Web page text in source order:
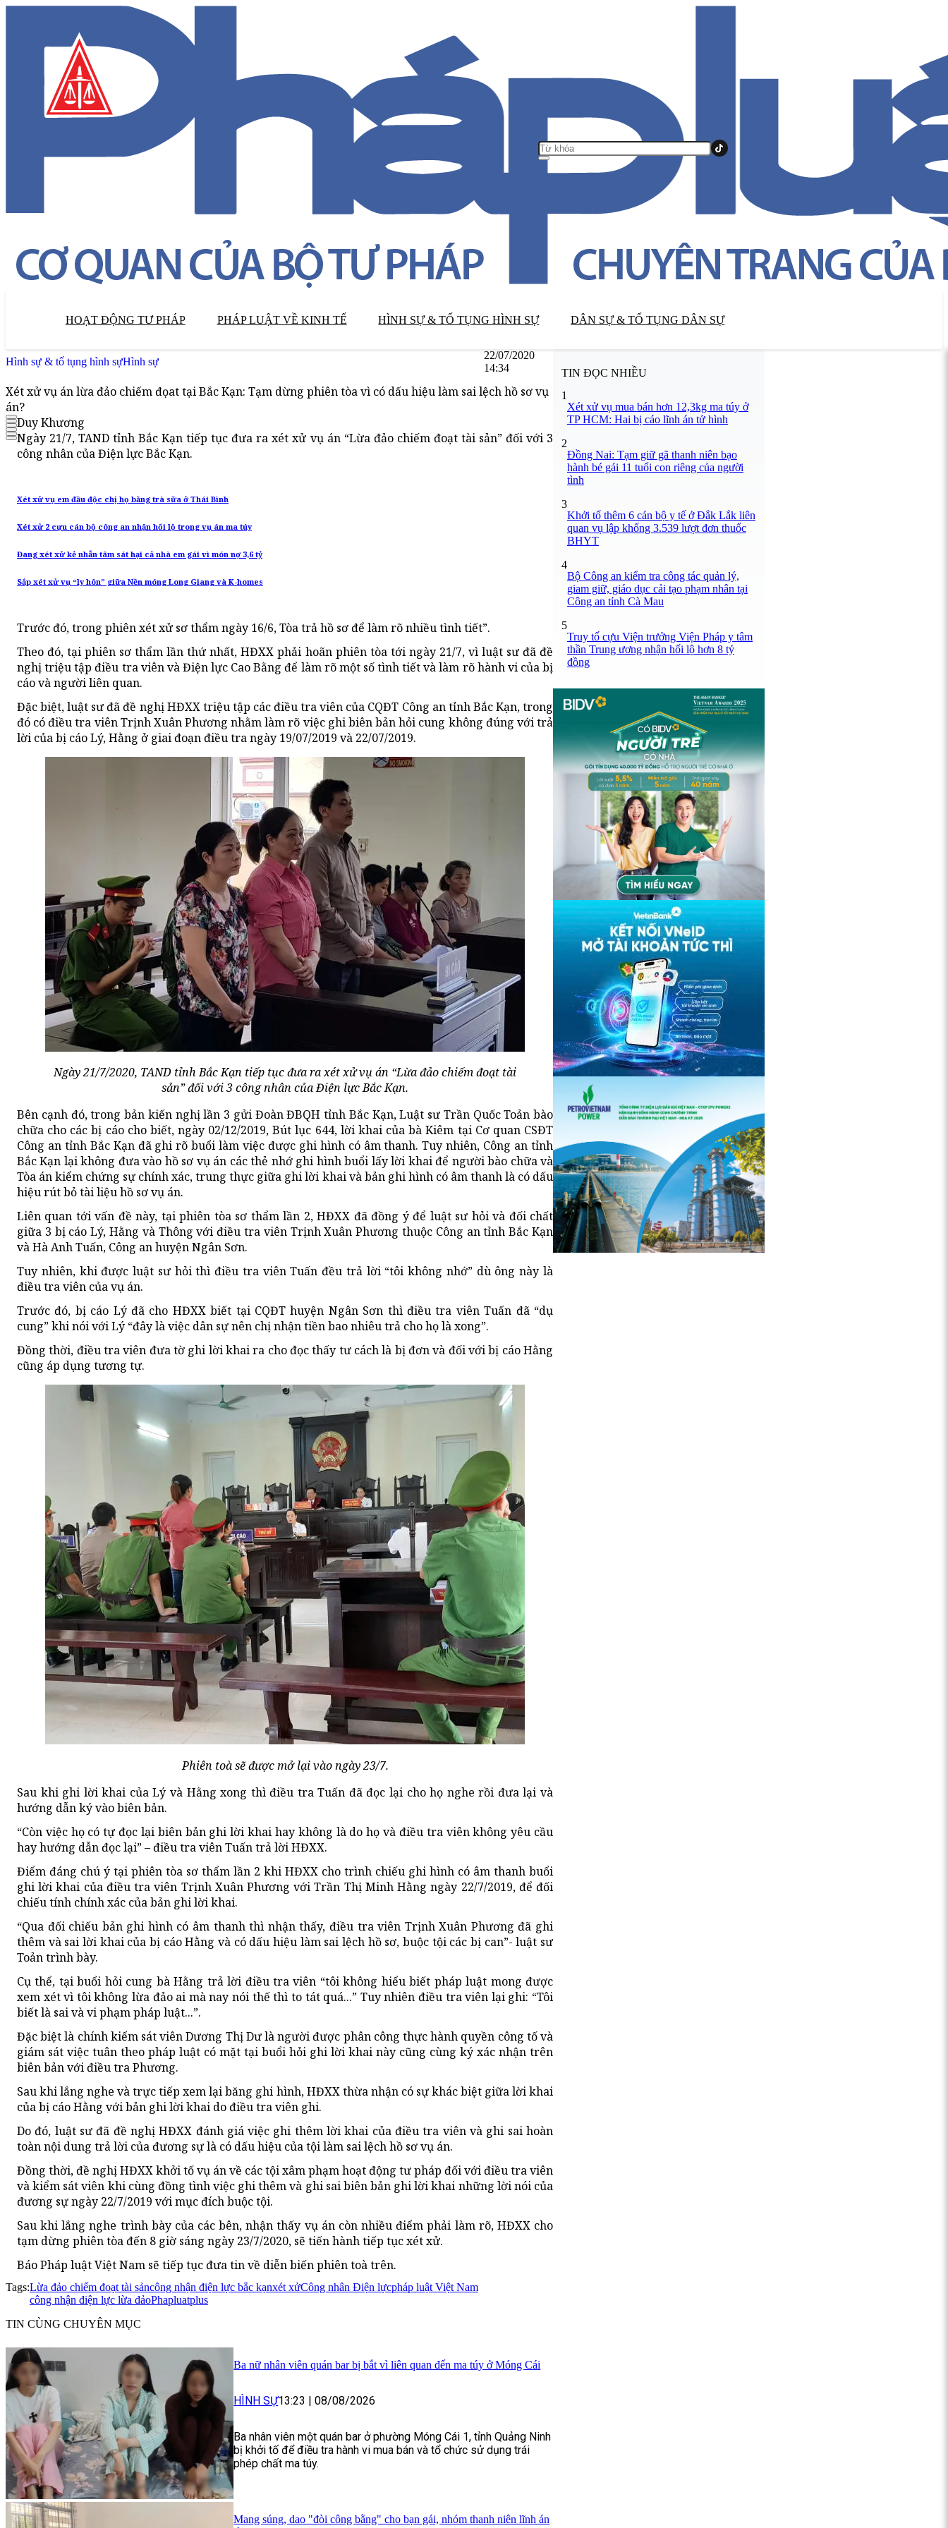
HOẠT ĐỘNG TƯ PHÁP PHÁP LUẬT VỀ KINH TẾ HÌNH SỰ & TỐ TỤNG HÌNH SỰ DÂN SỰ & TỐ TỤNG DÂN SỰ
Hình sự & tố tụng hình sựHình sự
22/07/2020
14:34
Xét xử vụ án lừa đảo chiếm đọat tại Bắc Kạn: Tạm dừng phiên tòa vì có dấu hiệu làm sai lệch hồ sơ vụ
án?
Duy Khương
Ngày 21/7, TAND tỉnh Bắc Kạn tiếp tục đưa ra xét xử vụ án “Lừa đảo chiếm đoạt tài sản” đối với 3
công nhân của Điện lực Bắc Kạn.
Xét xử vụ em đầu độc chị họ bằng trà sữa ở Thái Bình
Xét xử 2 cựu cán bộ công an nhận hối lộ trong vụ án ma túy
Đang xét xử kẻ nhẫn tâm sát hại cả nhà em gái vì món nợ 3,6 tỷ
Sắp xét xử vụ “ly hôn” giữa Nền móng Long Giang và K-homes
Trước đó, trong phiên xét xử sơ thẩm ngày 16/6, Tòa trả hồ sơ để làm rõ nhiều tình tiết”.
Theo đó, tại phiên sơ thẩm lần thứ nhất, HĐXX phải hoãn phiên tòa tới ngày 21/7, vì luật sư đã đề
nghị triệu tập điều tra viên và Điện lực Cao Bằng để làm rõ một số tình tiết và làm rõ hành vi của bị
cáo và người liên quan.
Đặc biệt, luật sư đã đề nghị HĐXX triệu tập các điều tra viên của CQĐT Công an tỉnh Bắc Kạn, trong
đó có điều tra viên Trịnh Xuân Phương nhằm làm rõ việc ghi biên bản hỏi cung không đúng với trả
lời của bị cáo Lý, Hằng ở giai đoạn điều tra ngày 19/07/2019 và 22/07/2019.
Ngày 21/7/2020, TAND tỉnh Bắc Kạn tiếp tục đưa ra xét xử vụ án “Lừa đảo chiếm đoạt tài
sản” đối với 3 công nhân của Điện lực Bắc Kạn.
Bên cạnh đó, trong bản kiến nghị lần 3 gửi Đoàn ĐBQH tỉnh Bắc Kạn, Luật sư Trần Quốc Toản bào
chữa cho các bị cáo cho biết, ngày 02/12/2019, Bút lục 644, lời khai của bà Kiêm tại Cơ quan CSĐT
Công an tỉnh Bắc Kạn đã ghi rõ buổi làm việc được ghi hình có âm thanh. Tuy nhiên, Công an tỉnh
Bắc Kạn lại không đưa vào hồ sơ vụ án các thẻ nhớ ghi hình buổi lấy lời khai để người bào chữa và
Tòa án kiểm chứng sự chính xác, trung thực giữa ghi lời khai và bản ghi hình có âm thanh là có dấu
hiệu rút bỏ tài liệu hồ sơ vụ án.
Liên quan tới vấn đề này, tại phiên tòa sơ thẩm lần 2, HĐXX đã đồng ý để luật sư hỏi và đối chất
giữa 3 bị cáo Lý, Hằng và Thông với điều tra viên Trịnh Xuân Phương thuộc Công an tỉnh Bắc Kạn
và Hà Anh Tuấn, Công an huyện Ngân Sơn.
Tuy nhiên, khi được luật sư hỏi thì điều tra viên Tuấn đều trả lời “tôi không nhớ” dù ông này là
điều tra viên của vụ án.
Trước đó, bị cáo Lý đã cho HĐXX biết tại CQĐT huyện Ngân Sơn thì điều tra viên Tuấn đã “dụ
cung” khi nói với Lý “đây là việc dân sự nên chị nhận tiền bao nhiêu trả cho họ là xong”.
Đồng thời, điều tra viên đưa tờ ghi lời khai ra cho đọc thấy tư cách là bị đơn và đối với bị cáo Hằng
cũng áp dụng tương tự.
Phiên toà sẽ được mở lại vào ngày 23/7.
Sau khi ghi lời khai của Lý và Hằng xong thì điều tra Tuấn đã đọc lại cho họ nghe rồi đưa lại và
hướng dẫn ký vào biên bản.
“Còn việc họ có tự đọc lại biên bản ghi lời khai hay không là do họ và điều tra viên không yêu cầu
hay hướng dẫn đọc lại” – điều tra viên Tuấn trả lời HĐXX.
Điểm đáng chú ý tại phiên tòa sơ thẩm lần 2 khi HĐXX cho trình chiếu ghi hình có âm thanh buổi
ghi lời khai của điều tra viên Trịnh Xuân Phương với Trần Thị Minh Hằng ngày 22/7/2019, để đối
chiếu tính chính xác của bản ghi lời khai.
“Qua đối chiếu bản ghi hình có âm thanh thì nhận thấy, điều tra viên Trịnh Xuân Phương đã ghi
thêm và sai lời khai của bị cáo Hằng và có dấu hiệu làm sai lệch hồ sơ, buộc tội các bị can”- luật sư
Toản trình bày.
Cụ thể, tại buổi hỏi cung bà Hằng trả lời điều tra viên “tôi không hiểu biết pháp luật mong được
xem xét vì tôi không lừa đảo ai mà nay nói thế thì to tát quá...” Tuy nhiên điều tra viên lại ghi: “Tôi
biết là sai và vi phạm pháp luật...”.
Đặc biệt là chính kiểm sát viên Dương Thị Dư là người được phân công thực hành quyền công tố và
giám sát việc tuân theo pháp luật có mặt tại buổi hỏi ghi lời khai này cũng cùng ký xác nhận trên
biên bản với điều tra Phương.
Sau khi lắng nghe và trực tiếp xem lại băng ghi hình, HĐXX thừa nhận có sự khác biệt giữa lời khai
của bị cáo Hằng với bản ghi lời khai do điều tra viên ghi.
Do đó, luật sư đã đề nghị HĐXX đánh giá việc ghi thêm lời khai của điều tra viên và ghi sai hoàn
toàn nội dung trả lời của đương sự là có dấu hiệu của tội làm sai lệch hồ sơ vụ án.
Đồng thời, đề nghị HĐXX khởi tố vụ án về các tội xâm phạm hoạt động tư pháp đối với điều tra viên
và kiểm sát viên khi cùng đồng tình việc ghi thêm và ghi sai biên bản ghi lời khai những lời nói của
đương sự ngày 22/7/2019 với mục đích buộc tội.
Sau khi lắng nghe trình bày của các bên, nhận thấy vụ án còn nhiều điểm phải làm rõ, HĐXX cho
tạm dừng phiên tòa đến 8 giờ sáng ngày 23/7/2020, sẽ tiến hành tiếp tục xét xử.
Báo Pháp luật Việt Nam sẽ tiếp tục đưa tin về diễn biến phiên toà trên.
Tags:Lừa đảo chiếm đoạt tài sảncông nhận điện lực bắc kạnxét xửCông nhân Điện lựcpháp luật Việt Nam
công nhận điện lực lừa đảoPhapluatplus
TIN CÙNG CHUYÊN MỤC
Ba nữ nhân viên quán bar bị bắt vì liên quan đến ma túy ở Móng Cái
HÌNH SỰ13:23 | 08/08/2026
Ba nhân viên một quán bar ở phường Móng Cái 1, tỉnh Quảng Ninh
bị khởi tố để điều tra hành vi mua bán và tổ chức sử dụng trái
phép chất ma túy.
Mang súng, dao "đòi công bằng" cho bạn gái, nhóm thanh niên lĩnh án
TIN ĐỌC NHIỀU
1
Xét xử vụ mua bán hơn 12,3kg ma túy ở
TP HCM: Hai bị cáo lĩnh án tử hình
2
Đồng Nai: Tạm giữ gã thanh niên bạo
hành bé gái 11 tuổi con riêng của người
tình
3
Khởi tố thêm 6 cán bộ y tế ở Đắk Lắk liên
quan vụ lập khống 3.539 lượt đơn thuốc
BHYT
4
Bộ Công an kiểm tra công tác quản lý,
giam giữ, giáo dục cải tạo phạm nhân tại
Công an tỉnh Cà Mau
5
Truy tố cựu Viện trưởng Viện Pháp y tâm
thần Trung ương nhận hối lộ hơn 8 tỷ
đồng